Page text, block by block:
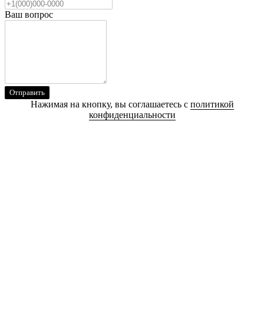
Ваш вопрос
Отправить
Нажимая на кнопку, вы соглашаетесь с политикой
конфиденциальности